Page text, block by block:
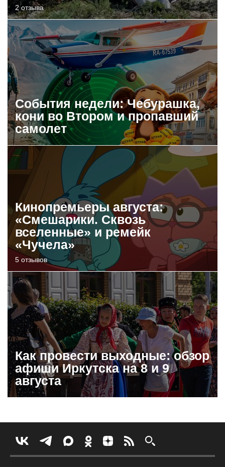
2 отзыва
События недели: Чебурашка,
кони во Втором и пропавший
самолет
Кинопремьеры августа:
«Смешарики. Сквозь
вселенные» и ремейк
«Чучела»
5 отзывов
Как провести выходные: обзор
афиши Иркутска на 8 и 9
августа